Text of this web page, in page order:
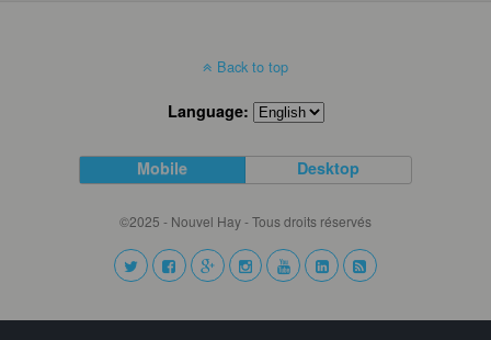
Back to top
Language:
Mobile Desktop
©2025 - Nouvel Hay - Tous droits réservés